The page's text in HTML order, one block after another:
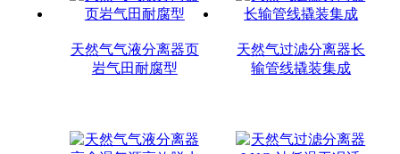
天然气气液分离器页
岩气田耐腐型
天然气过滤分离器长
输管线撬装集成